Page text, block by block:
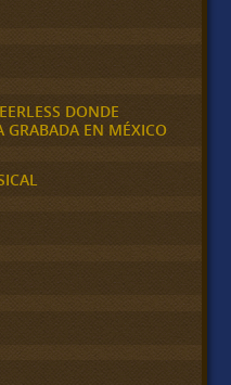
DONDE
GRABADA EN MÉXICO